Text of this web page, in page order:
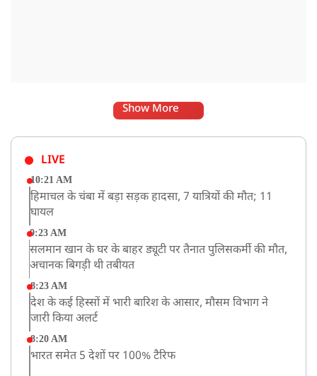
Show More
LIVE
10:21 AM
हिमाचल के चंबा में बड़ा सड़क हादसा, 7 यात्रियों की मौत; 11
घायल
9:23 AM
सलमान खान के घर के बाहर ड्यूटी पर तैनात पुलिसकर्मी की मौत,
अचानक बिगड़ी थी तबीयत
8:23 AM
देश के कई हिस्सों में भारी बारिश के आसार, मौसम विभाग ने
जारी किया अलर्ट
8:20 AM
भारत समेत 5 देशों पर 100% टैरिफ